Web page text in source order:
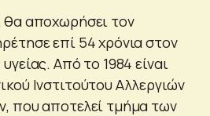
θα αποχωρήσει τον
επί 54 χρόνια στον
Από το 1984 είναι
Ινστιτούτου Αλλεργιών
που αποτελεί τμήμα των